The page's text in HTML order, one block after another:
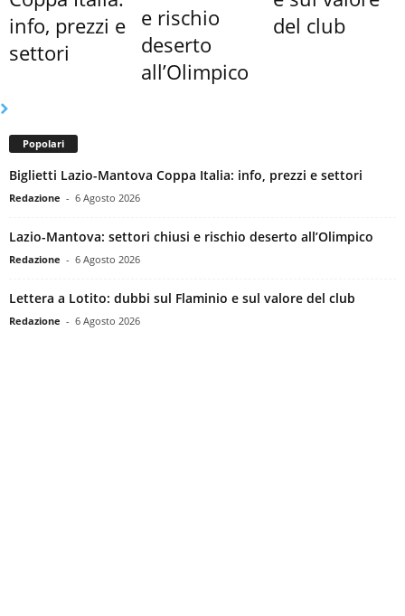
info, prezzi e
settori
e rischio
deserto
all’Olimpico
del club
Popolari
Biglietti Lazio-Mantova Coppa Italia: info, prezzi e settori
Redazione - 6 Agosto 2026
Lazio-Mantova: settori chiusi e rischio deserto all’Olimpico
Redazione - 6 Agosto 2026
Lettera a Lotito: dubbi sul Flaminio e sul valore del club
Redazione - 6 Agosto 2026